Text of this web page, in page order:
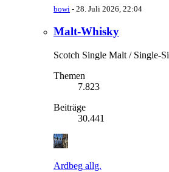
bowi - 28. Juli 2026, 22:04
Malt-Whisky
Scotch Single Malt / Single-
Themen
7.823
Beiträge
30.441
Ardbeg allg.